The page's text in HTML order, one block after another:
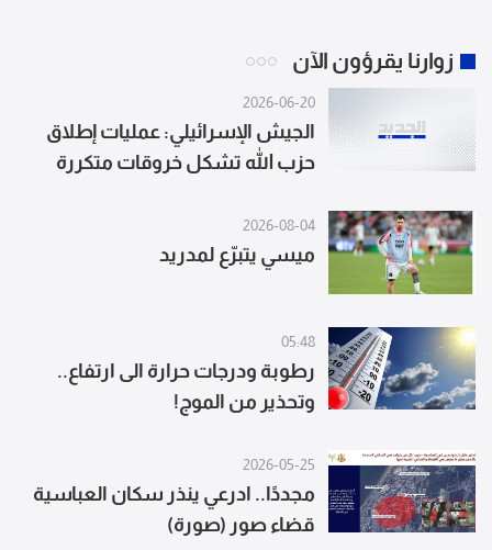
زوارنا يقرؤون الآن
2026-06-20
الجيش الإسرائيلي: عمليات إطلاق
حزب الله تشكل خروقات متكررة
2026-08-04
ميسي يتبرّع لمدريد
05:48
رطوبة ودرجات حرارة الى ارتفاع..
وتحذير من الموج!
2026-05-25
مجددًا.. ادرعي ينذر سكان العباسية
قضاء صور (صورة)